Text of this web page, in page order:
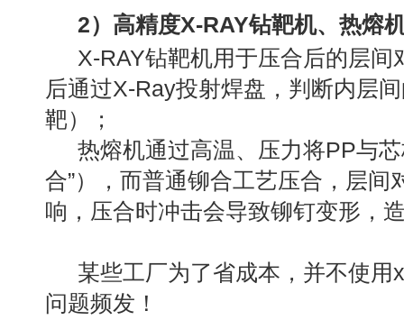
2）高精度X-RAY钻靶机、热熔
X-RAY钻靶机用于压合后的层
后通过X-Ray投射焊盘，判断内层
靶）；
热熔机通过高温、压力将PP与
合”），而普通铆合工艺压合，层间
响，压合时冲击会导致铆钉变形，
某些工厂为了省成本，并不使
问题频发！